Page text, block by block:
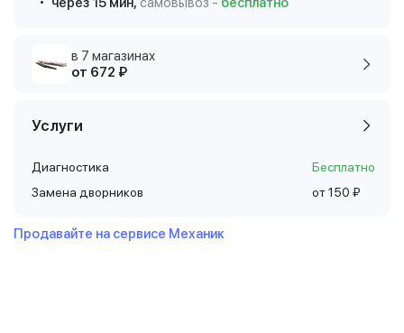
в 7 магазинах
от 672 ₽
Услуги
Диагностика
Бесплатно
Замена дворников
от 150 ₽
Продавайте на сервисе Механик